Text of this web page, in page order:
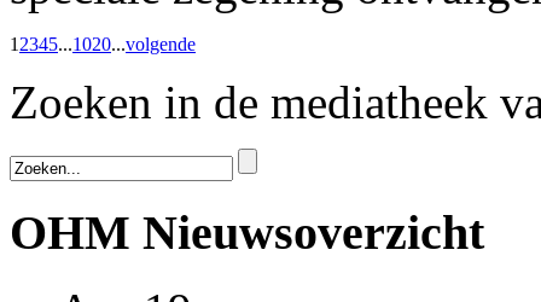
1 2345...1020...volgende
Zoeken in de mediatheek
OHM Nieuwsoverzicht